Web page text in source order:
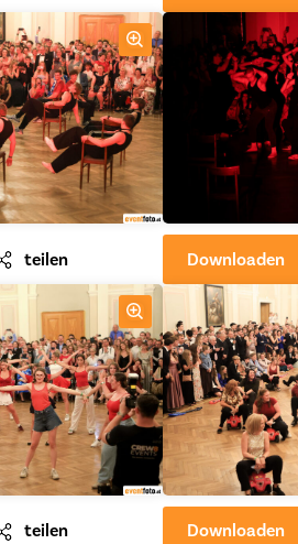
teilen Downloaden
teilen Downloaden